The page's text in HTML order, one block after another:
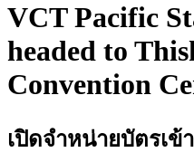
VCT Pacific
headed to
Convention
เปิดจำหน่ายบัตรเข้